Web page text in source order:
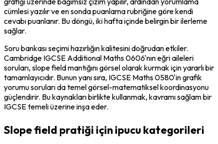
cümlesi yazılır ve en sonda puanlama rubriğine göre kendi
cevabı puanlanır. Bu döngü, iki hafta içinde belirgin bir ilerleme
sağlar.
Soru bankası seçimi hazırlığın kalitesini doğrudan etkiler.
Cambridge IGCSE Additional Maths 0606'nın eğri aileleri
soruları, slope field mantığını görsel olarak kurmak için yararlı bir
tamamlayıcıdır. Bunun yanı sıra, IGCSE Maths 0580'in grafik
yorumu soruları da temel görsel-matematiksel koordinasyonu
güçlendirir. Bu kaynakları birlikte kullanmak, kavramı sağlam bir
IGCSE temeli üzerine inşa eder.
Slope field pratiği için ipucu kategorileri